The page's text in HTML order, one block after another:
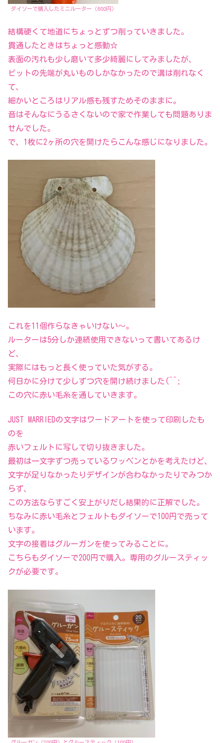
ダイソーで購入したミニルーター（600円）
結構硬くて地道にちょっとずつ削っていきました。
貫通したときはちょっと感動☆
表面の汚れも少し磨いて多少綺麗にしてみましたが、
ビットの先端が丸いものしかなかったので溝は削れなく
て、
細かいところはリアル感も残すためそのままに。
音はそんなにうるさくないので家で作業しても問題ありま
せんでした。
で、1枚に2ヶ所の穴を開けたらこんな感じになりました。
これを11個作らなきゃいけない～。
ルーターは5分しか連続使用できないって書いてあるけ
ど、
実際にはもっと長く使っていた気がする。
何日かに分けて少しずつ穴を開け続けました(^^;
この穴に赤い毛糸を通していきます。
JUST MARRIEDの文字はワードアートを使って印刷したも
のを
赤いフェルトに写して切り抜きました。
最初は一文字ずつ売っているワッペンとかを考えたけど、
文字が足りなかったりデザインが合わなかったりでみつか
らず、
この方法ならすごく安上がりだし結果的に正解でした。
ちなみに赤い毛糸とフェルトもダイソーで100円で売って
います。
文字の接着はグルーガンを使ってみることに。
こちらもダイソーで200円で購入。専用のグルースティッ
クが必要です。